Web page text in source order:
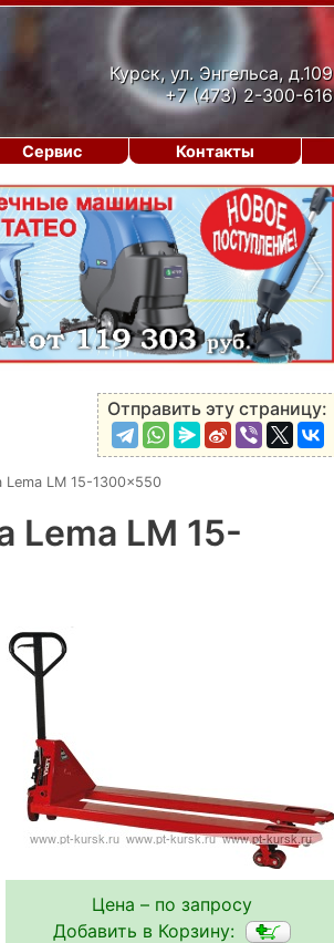
Курск, ул. Энгельса, д.109
+7 (473) 2-300-616
›
Отправить эту страницу:
Lema LM 15-1300x550
Lema LM 15-
Цена – по запросу
Добавить в Корзину:
Сервис Контакты